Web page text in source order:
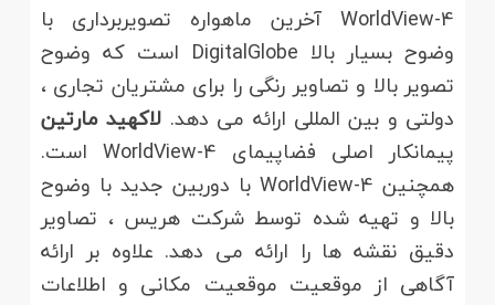
WorldView-4 آخرین ماهواره تصویربرداری با
وضوح بسیار بالا DigitalGlobe است که وضوح
تصویر بالا و تصاویر رنگی را برای مشتریان تجاری ،
دولتی و بین المللی ارائه می دهد. لاکهید مارتین
پیمانکار اصلی فضاپیمای WorldView-4 است.
همچنین WorldView-4 با دوربین جدید با وضوح
بالا و تهیه شده توسط شرکت هریس ، تصاویر
دقیق نقشه ها را ارائه می دهد. علاوه بر ارائه
آگاهی از موقعیت موقعیت مکانی و اطلاعات